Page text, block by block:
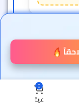
0
عربة